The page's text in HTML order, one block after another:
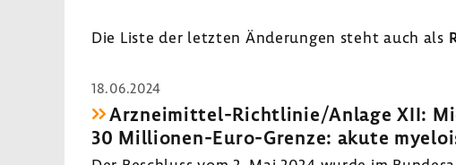
Die Liste der letzten Ände­rungen steht auch als
18.06.2024
Arzneimittel-​Richtlinie/Anlage XII:
30 Millionen-​Euro-Grenze: akute